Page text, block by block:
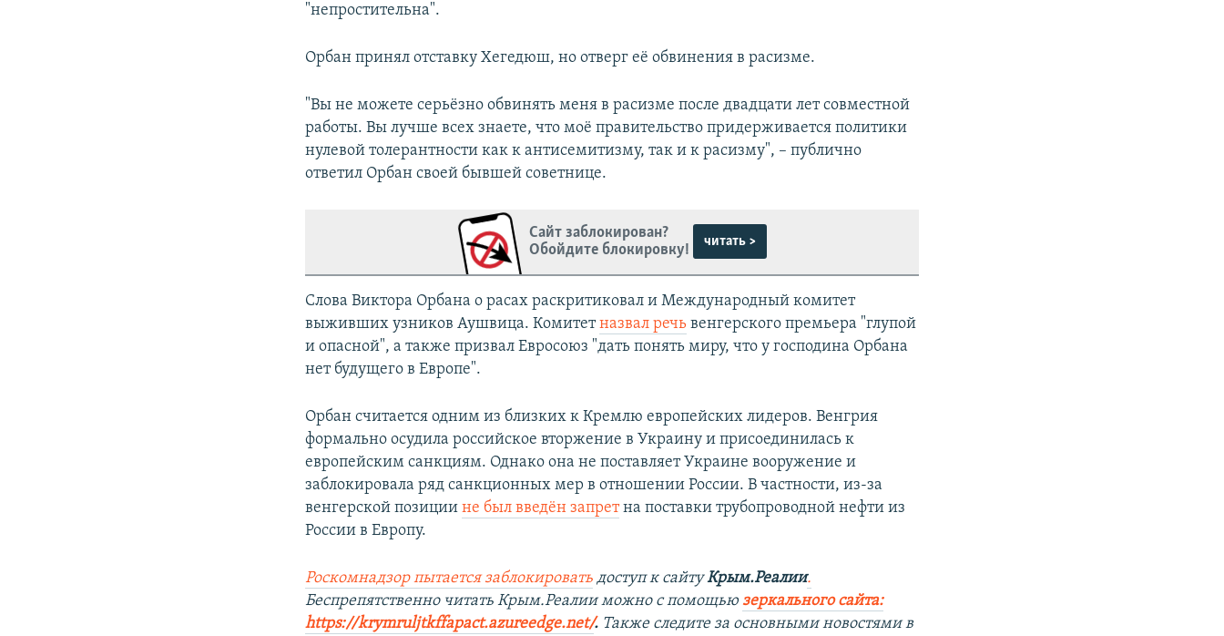
"непростительна".
Орбан принял отставку Хегедюш, но отверг её обвинения в расизме.
"Вы не можете серьёзно обвинять меня в расизме после двадцати лет совместной
работы. Вы лучше всех знаете, что моё правительство придерживается политики
нулевой толерантности как к антисемитизму, так и к расизму", – публично
ответил Орбан своей бывшей советнице.
Сайт заблокирован?
Обойдите блокировку!
читать >
Слова Виктора Орбана о расах раскритиковал и Международный комитет
выживших узников Аушвица. Комитетназвал речь венгерского премьера "глупой
и опасной", а также призвал Евросоюз "дать понять миру, что у господина Орбана
нет будущего в Европе".
Орбан считается одним из близких к Кремлю европейских лидеров. Венгрия
формально осудила российское вторжение в Украину и присоединилась к
европейским санкциям. Однако она не поставляет Украине вооружение и
заблокировала ряд санкционных мер в отношении России. В частности, из-за
венгерской позициине был введён запретна поставки трубопроводной нефти из
России в Европу.
Роскомнадзор пытается заблокировать доступ к сайтуКрым.Реалии.
Беспрепятственно читать Крым.Реалии можно с помощьюзеркального сайта:
https://krymruljtkffapact.azureedge.net/. Также следите за основными новостями в